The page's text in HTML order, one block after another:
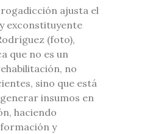
ajusta el
exconstituyente
(foto),
que no es un
no
sino que está
insumos en
haciendo
y